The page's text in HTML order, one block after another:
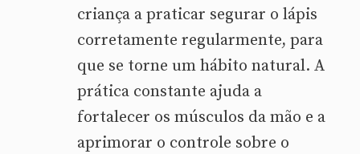
criança a praticar segurar o lápis
corretamente regularmente, para
que se torne um hábito natural. A
prática constante ajuda a
fortalecer os músculos da mão e a
aprimorar o controle sobre o